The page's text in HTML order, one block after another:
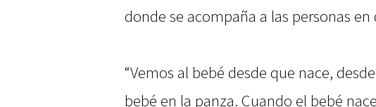
donde se acompaña a las personas
“Vemos al bebé desde que nace,
bebé en la panza. Cuando el bebé